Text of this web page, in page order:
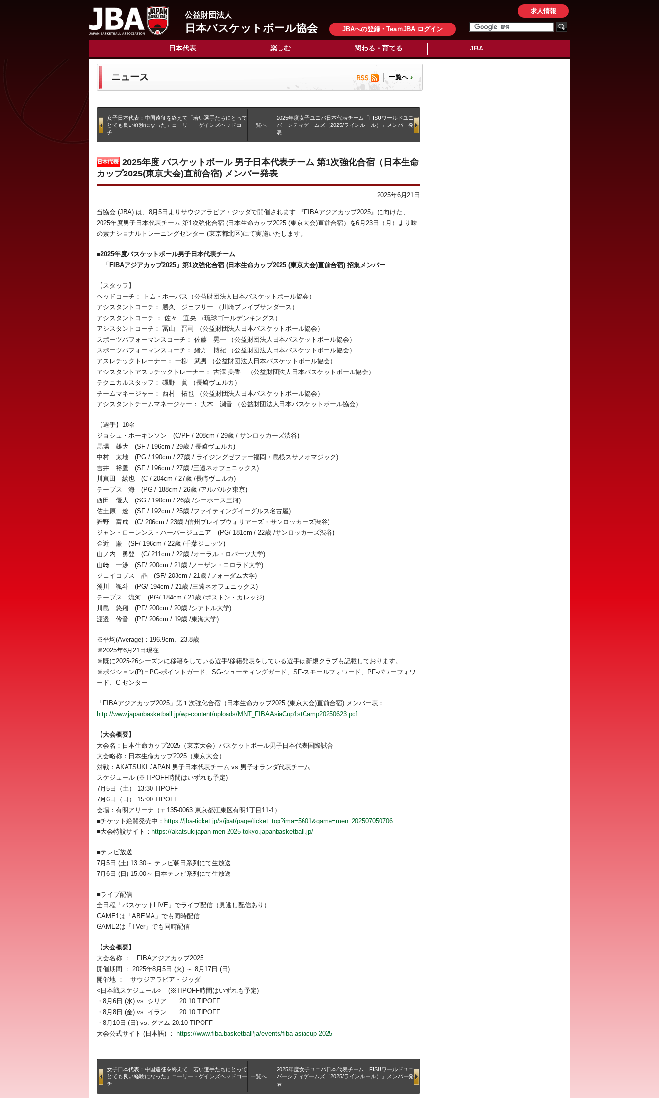
公益財団法人
日本バスケットボール協会 JBAへの登録・TeaｍJBA ログイン
求人情報
日本代表 楽しむ 関わる・育てる JBA
ニュース 一覧へ
女子日本代表：中国遠征を終えて「若い選手たちにとって
とても良い経験になった」コーリー・ゲインズヘッドコー
チ
一覧へ
2025年度女子ユニバ日本代表チーム「FISUワールドユニ
バーシティゲームズ（2025/ラインルール）」メンバー発
表
2025年度 バスケットボール 男子日本代表チーム 第1次強化合宿（日本生命
カップ2025(東京大会)直前合宿) メンバー発表
2025年6月21日
当協会 (JBA) は、8月5日よりサウジアラビア・ジッダで開催されます 『FIBAアジアカップ2025』に向けた、
2025年度男子日本代表チーム 第1次強化合宿 (日本生命カップ2025 (東京大会)直前合宿）を6月23日（月）より味
の素ナショナルトレーニングセンター (東京都北区)にて実施いたします。
■2025年度バスケットボール男子日本代表チーム
「FIBAアジアカップ2025」第1次強化合宿 (日本生命カップ2025 (東京大会)直前合宿) 招集メンバー
【スタッフ】
ヘッドコーチ： トム・ホーバス（公益財団法人日本バスケットボール協会）
アシスタントコーチ： 勝久 ジェフリー （川崎ブレイブサンダース）
アシスタントコーチ ： 佐々 宜央 （琉球ゴールデンキングス）
アシスタントコーチ： 冨山 晋司 （公益財団法人日本バスケットボール協会）
スポーツパフォーマンスコーチ： 佐藤 晃一 （公益財団法人日本バスケットボール協会）
スポーツパフォーマンスコーチ： 緒方 博紀 （公益財団法人日本バスケットボール協会）
アスレチックトレーナー： 一柳 武男 （公益財団法人日本バスケットボール協会）
アシスタントアスレチックトレーナー： 古澤 美香 （公益財団法人日本バスケットボール協会）
テクニカルスタッフ： 磯野 眞 （長崎ヴェルカ）
チームマネージャー： 西村 拓也 （公益財団法人日本バスケットボール協会）
アシスタントチームマネージャー： 大木 瀬音 （公益財団法人日本バスケットボール協会）
【選手】18名
ジョシュ・ホーキンソン (C/PF / 208cm / 29歳 / サンロッカーズ渋谷)
馬場 雄大 (SF / 196cm / 29歳 / 長崎ヴェルカ)
中村 太地 (PG / 190cm / 27歳 / ライジングゼファー福岡・島根スサノオマジック)
吉井 裕鷹 (SF / 196cm / 27歳 /三遠ネオフェニックス)
川真田 紘也 (C / 204cm / 27歳 /長崎ヴェルカ)
テーブス 海 (PG / 188cm / 26歳 /アルバルク東京)
西田 優大 (SG / 190cm / 26歳 /シーホース三河)
佐土原 遼 (SF / 192cm / 25歳 /ファイティングイーグルス名古屋)
狩野 富成 (C/ 206cm / 23歳 /信州ブレイブウォリアーズ・サンロッカーズ渋谷)
ジャン・ローレンス・ハーパージュニア (PG/ 181cm / 22歳 /サンロッカーズ渋谷)
金近 廉 (SF/ 196cm / 22歳 /千葉ジェッツ)
山ノ内 勇登 (C/ 211cm / 22歳 /オーラル・ロバーツ大学)
山﨑 一渉 (SF/ 200cm / 21歳 /ノーザン・コロラド大学)
ジェイコブス 晶 (SF/ 203cm / 21歳 /フォーダム大学)
湧川 颯斗 (PG/ 194cm / 21歳 /三遠ネオフェニックス)
テーブス 流河 (PG/ 184cm / 21歳 /ボストン・カレッジ)
川島 悠翔 (PF/ 200cm / 20歳 /シアトル大学)
渡邉 伶音 (PF/ 206cm / 19歳 /東海大学)
※平均(Average)：196.9cm、23.8歳
※2025年6月21日現在
※既に2025-26シーズンに移籍をしている選手/移籍発表をしている選手は新規クラブも記載しております。
※ポジション(P)＝PG-ポイントガード、SG-シューティングガード、SF-スモールフォワード、PF-パワーフォワ
ード、C-センター
「FIBAアジアカップ2025」第１次強化合宿（日本生命カップ2025 (東京大会)直前合宿) メンバー表：
http://www.japanbasketball.jp/wp-content/uploads/MNT_FIBAAsiaCup1stCamp20250623.pdf
【大会概要】
大会名：日本生命カップ2025（東京大会）バスケットボール男子日本代表国際試合
大会略称：日本生命カップ2025（東京大会）
対戦：AKATSUKI JAPAN 男子日本代表チーム vs 男子オランダ代表チーム
スケジュール (※TIPOFF時間はいずれも予定)
7月5日（土） 13:30 TIPOFF
7月6日（日） 15:00 TIPOFF
会場：有明アリーナ（〒135-0063 東京都江東区有明1丁目11-1）
■チケット絶賛発売中： https://jba-ticket.jp/s/jbat/page/ticket_top?ima=5601&game=men_202507050706
■大会特設サイト： https://akatsukijapan-men-2025-tokyo.japanbasketball.jp/
■テレビ放送
7月5日 (土) 13:30～ テレビ朝日系列にて生放送
7月6日 (日) 15:00～ 日本テレビ系列にて生放送
■ライブ配信
全日程「バスケットLIVE」でライブ配信（見逃し配信あり）
GAME1は「ABEMA」でも同時配信
GAME2は「TVer」でも同時配信
【大会概要】
大会名称 ： FIBAアジアカップ2025
開催期間 ： 2025年8月5日 (火) ～ 8月17日 (日)
開催地 ： サウジアラビア・ジッダ
<日本戦スケジュール> (※TIPOFF時間はいずれも予定)
・8月6日 (水) vs. シリア 20:10 TIPOFF
・8月8日 (金) vs. イラン 20:10 TIPOFF
・8月10日 (日) vs. グアム 20:10 TIPOFF
大会公式サイト (日本語) ：
https://www.fiba.basketball/ja/events/fiba-asiacup-2025
女子日本代表：中国遠征を終えて「若い選手たちにとって
とても良い経験になった」コーリー・ゲインズヘッドコー
チ
一覧へ
2025年度女子ユニバ日本代表チーム「FISUワールドユニ
バーシティゲームズ（2025/ラインルール）」メンバー発
表